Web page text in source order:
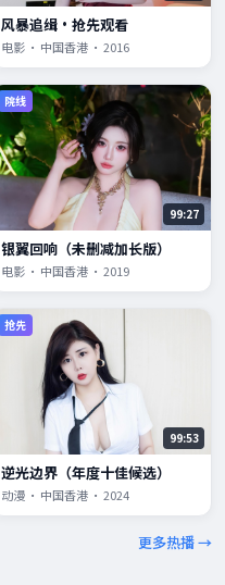
风暴追缉·抢先观看
电影 · 中国香港 · 2016
院线
99:27
银翼回响（未删减加长版）
电影 · 中国香港 · 2019
抢先
99:53
逆光边界（年度十佳候选）
动漫 · 中国香港 · 2024
更多热播 →